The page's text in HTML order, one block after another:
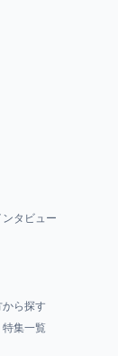
タビュー
ら探す
特集一覧